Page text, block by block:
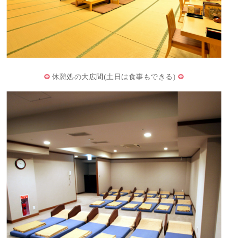
休憩処の大広間(土日は食事もできる)